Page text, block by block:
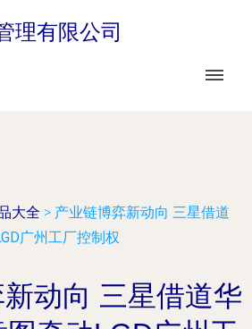
理有限公司
大全 > 产业链博弈新动向 三星借道
广州工厂控制权
动向 三星借道华